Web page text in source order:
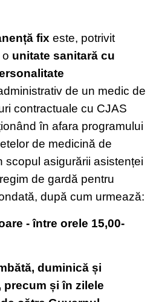
fix este, potrivit
o unitate sanitară cu
de un medic de
contractuale cu CJAS
în afara programului
de medicină de
scopul asigurării asistenței
de gardă pentru
după cum urmează:
- între orele 15,00-
duminică și
precum și în zilele